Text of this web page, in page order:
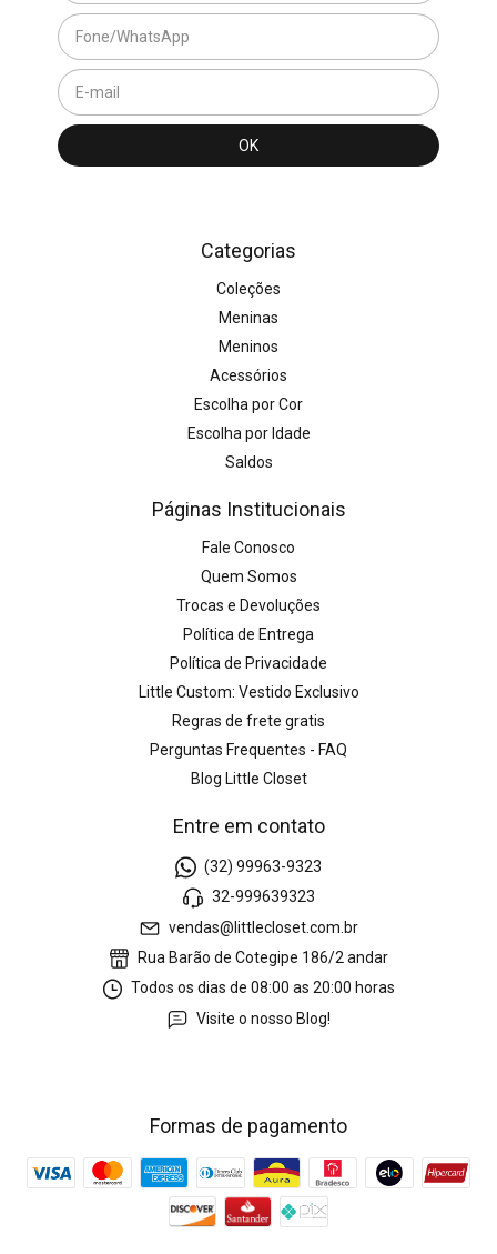
Categorias
Coleções
Meninas
Meninos
Acessórios
Escolha por Cor
Escolha por Idade
Saldos
Páginas Institucionais
Fale Conosco
Quem Somos
Trocas e Devoluções
Política de Entrega
Política de Privacidade
Little Custom: Vestido Exclusivo
Regras de frete gratis
Perguntas Frequentes - FAQ
Blog Little Closet
Entre em contato
(32) 99963-9323
32-999639323
vendas@littlecloset.com.br
Rua Barão de Cotegipe 186/2 andar
Todos os dias de 08:00 as 20:00 horas
Visite o nosso Blog!
Formas de pagamento